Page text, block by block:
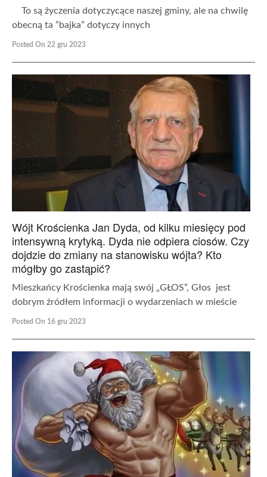
To są życzenia dotyczycące naszej gminy, ale na chwilę
obecną ta ”bajka” dotyczy innych
Posted On 22 gru 2023
Wójt Krościenka Jan Dyda, od kilku miesięcy pod
intensywną krytyką. Dyda nie odpiera ciosów. Czy
dojdzie do zmiany na stanowisku wójta? Kto
mógłby go zastąpić?
Mieszkańcy Krościenka mają swój „GŁOS”, Głos jest
dobrym źródłem informacji o wydarzeniach w mieście
Posted On 16 gru 2023